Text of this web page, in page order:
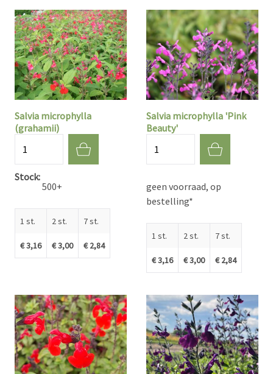
Salvia microphylla
(grahamii)
Stock
500+
1 st.
€ 3,16
2 st.
€ 3,00
7 st.
€ 2,84
Salvia microphylla 'Pink
Beauty'
geen voorraad, op
bestelling*
1 st.
€ 3,16
2 st.
€ 3,00
7 st.
€ 2,84